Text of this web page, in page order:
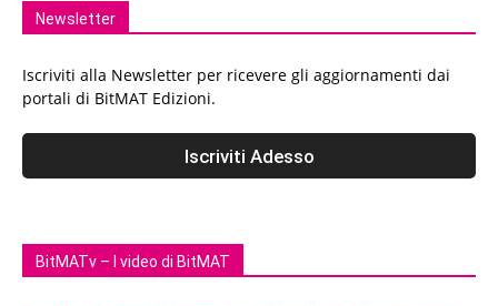
Newsletter
Iscriviti alla Newsletter per ricevere gli aggiornamenti dai
portali di BitMAT Edizioni.
BitMATv – I video di BitMAT